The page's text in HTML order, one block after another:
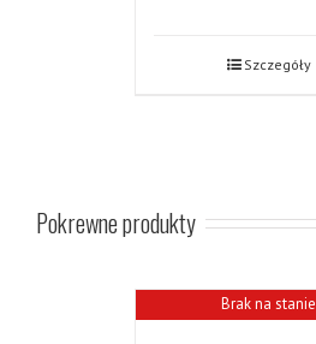
Szczegóły
Pokrewne produkty
Brak na stanie